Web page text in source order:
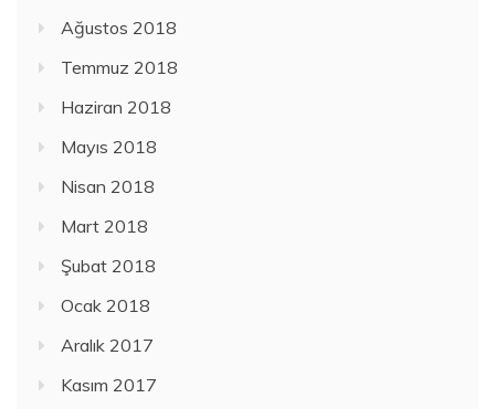
Ağustos 2018
Temmuz 2018
Haziran 2018
Mayıs 2018
Nisan 2018
Mart 2018
Şubat 2018
Ocak 2018
Aralık 2017
Kasım 2017